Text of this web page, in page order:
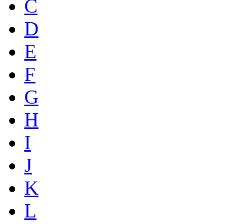
C
D
E
F
G
H
I
J
K
L